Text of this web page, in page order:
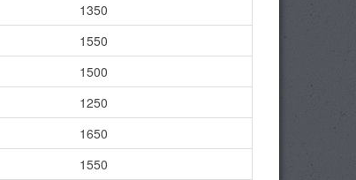
1350
1550
1500
1250
1650
1550